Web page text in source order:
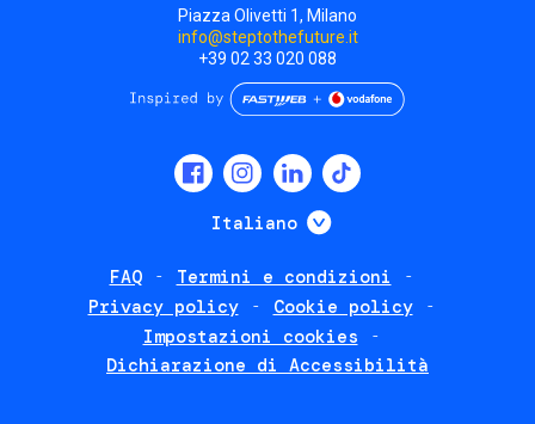
Piazza Olivetti 1, Milano
info@steptothefuture.it
+39 02 33 020 088
Italiano Mostra ulteriori
FAQ
Termini e condizioni
Privacy policy
Cookie policy
Impostazioni cookies
Dichiarazione di Accessibilità